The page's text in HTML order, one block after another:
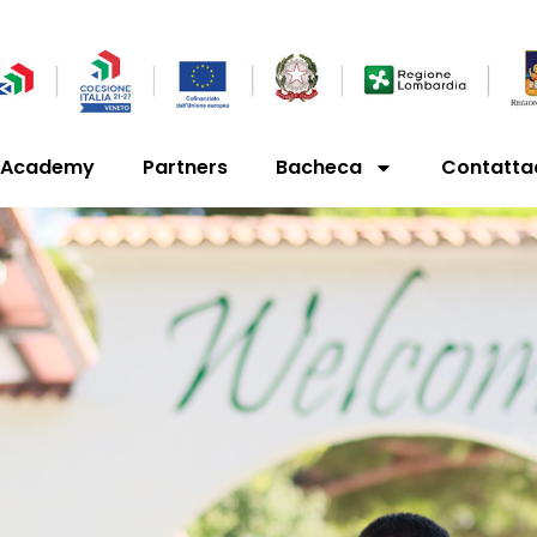
Partners Bacheca